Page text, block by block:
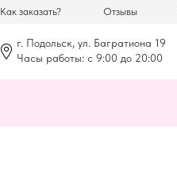
Отзывы
Как заказать?
г. Подольск, ул. Багратиона 19
Часы работы: с 9:00 до 20:00